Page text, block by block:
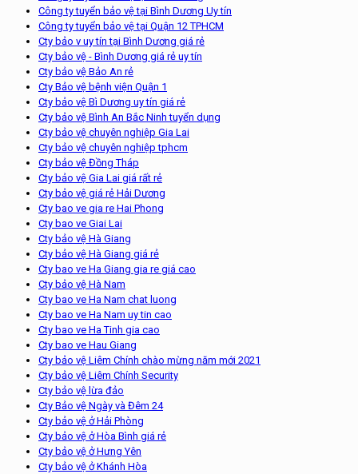
Công ty tuyển bảo vệ tại Bình Dương Uy tín
Công ty tuyển bảo vệ tại Quận 12 TPHCM
Cty bảo v uy tín tại Bình Dương giá rẻ
Cty bảo vệ - Bình Dương giá rẻ uy tín
Cty bảo vệ Bảo An rẻ
Cty Bảo vệ bệnh viện Quận 1
Cty bảo vệ Bì Dương uy tín giá rẻ
Cty bảo vệ Bình An Bắc Ninh tuyển dụng
Cty bảo vệ chuyên nghiệp Gia Lai
Cty bảo vệ chuyên nghiệp tphcm
Cty bảo vệ Đồng Tháp
Cty bảo vệ Gia Lai giá rất rẻ
Cty bảo vệ giá rẻ Hải Dương
Cty bao ve gia re Hai Phong
Cty bao ve Giai Lai
Cty bảo vệ Hà Giang
Cty bảo vệ Hà Giang giá rẻ
Cty bao ve Ha Giang gia re giá cao
Cty bảo vệ Hà Nam
Cty bao ve Ha Nam chat luong
Cty bao ve Ha Nam uy tin cao
Cty bao ve Ha Tinh gia cao
Cty bao ve Hau Giang
Cty bảo vệ Liêm Chính chào mừng năm mới 2021
Cty bảo vệ Liêm Chính Security
Cty bảo vệ lừa đảo
Cty Bảo vệ Ngày và Đêm 24
Cty bảo vệ ở Hải Phòng
Cty bảo vệ ở Hòa Bình giá rẻ
Cty bảo vệ ở Hưng Yên
Cty bảo vệ ở Khánh Hòa